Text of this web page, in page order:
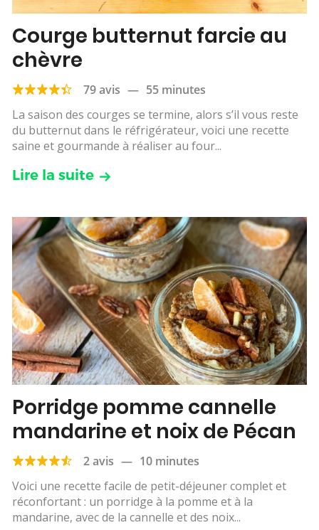
Courge butternut farcie au
chèvre
79 avis — 55 minutes
La saison des courges se termine, alors s’il vous reste
du butternut dans le réfrigérateur, voici une recette
saine et gourmande à réaliser au four...
Lire la suite
Porridge pomme cannelle
mandarine et noix de Pécan
2 avis — 10 minutes
Voici une recette facile de petit-déjeuner complet et
réconfortant : un porridge à la pomme et à la
mandarine, avec de la cannelle et des noix...